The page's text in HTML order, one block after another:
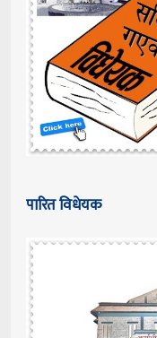
पारित विधेयक